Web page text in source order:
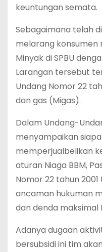
keuntungan semata.
Sebagaimana telah
melarang konsumen
Minyak di SPBU
Larangan tersebut
Undang Nomor 22
dan gas (Migas).
Dalam Undang-
menyampaikan
memperjualbelikan
aturan Niaga BBM,
Nomor 22 tahun
ancaman hukuman
dan denda maksimal
Adanya dugaan
bersubsidi ini tim